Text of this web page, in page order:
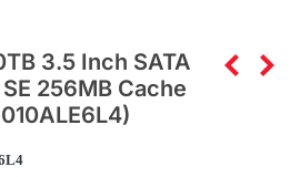
3.5 Inch SATA
256MB Cache